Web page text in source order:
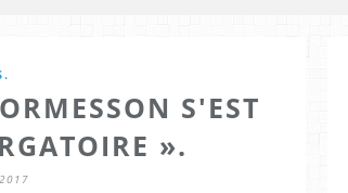
S'EST
».